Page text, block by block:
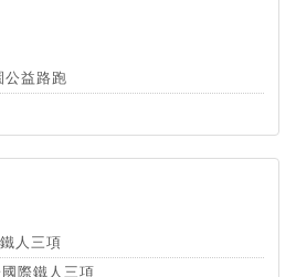
公益路跑
人三項
際鐵人三項